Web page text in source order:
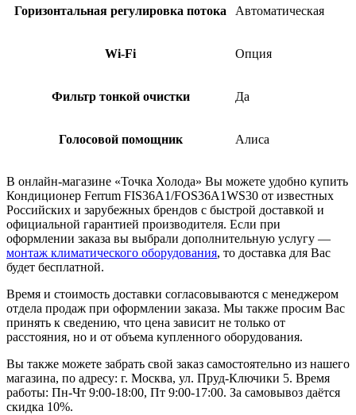
Горизонтальная регулировка потока Автоматическая
Wi-Fi Опция
Фильтр тонкой очистки Да
Голосовой помощник Алиса
В онлайн-магазине «Точка Холода» Вы можете удобно купить
Кондиционер Ferrum FIS36A1/FOS36A1WS30 от известных
Российских и зарубежных брендов с быстрой доставкой и
официальной гарантией производителя. Если при
оформлении заказа вы выбрали дополнительную услугу —
монтаж климатического оборудования, то доставка для Вас
будет бесплатной.
Время и стоимость доставки согласовываются с менеджером
отдела продаж при оформлении заказа. Мы также просим Вас
принять к сведению, что цена зависит не только от
расстояния, но и от объема купленного оборудования.
Вы также можете забрать свой заказ самостоятельно из нашего
магазина, по адресу: г. Москва, ул. Пруд-Ключики 5. Время
работы: Пн-Чт 9:00-18:00, Пт 9:00-17:00. За самовывоз даётся
скидка 10%.